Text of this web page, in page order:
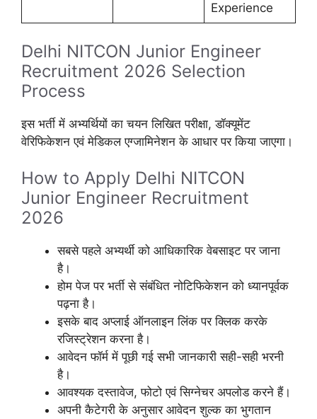
Experience
Delhi NITCON Junior Engineer
Recruitment 2026 Selection
Process
इस भर्ती में अभ्यर्थियों का चयन लिखित परीक्षा, डॉक्यूमेंट
वेरिफिकेशन एवं मेडिकल एग्जामिनेशन के आधार पर किया जाएगा।
How to Apply Delhi NITCON
Junior Engineer Recruitment
2026
सबसे पहले अभ्यर्थी को आधिकारिक वेबसाइट पर जाना
है।
होम पेज पर भर्ती से संबंधित नोटिफिकेशन को ध्यानपूर्वक
पढ़ना है।
इसके बाद अप्लाई ऑनलाइन लिंक पर क्लिक करके
रजिस्ट्रेशन करना है।
आवेदन फॉर्म में पूछी गई सभी जानकारी सही-सही भरनी
है।
आवश्यक दस्तावेज, फोटो एवं सिग्नेचर अपलोड करने हैं।
अपनी कैटेगरी के अनुसार आवेदन शुल्क का भुगतान